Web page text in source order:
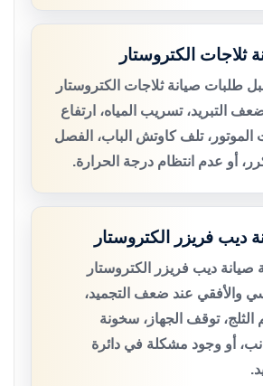
ثلاجات الكتروستار
طلبات صيانة ثلاجات الكتروستار
التبريد، تسريب المياه، ارتفاع
تلف كاوتش الباب، الفصل
أو عدم انتظام درجة الحرارة.
ديب فريزر الكتروستار
صيانة ديب فريزر الكتروستار
والأفقي عند ضعف التجميد،
الثلج، توقف الجهاز، سخونة
أو وجود مشكلة في دائرة